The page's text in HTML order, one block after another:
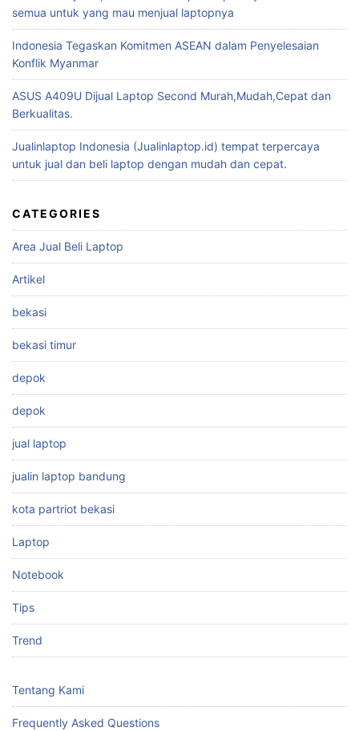
semua untuk yang mau menjual laptopnya
Indonesia Tegaskan Komitmen ASEAN dalam Penyelesaian
Konflik Myanmar
ASUS A409U Dijual Laptop Second Murah,Mudah,Cepat dan
Berkualitas.
Jualinlaptop Indonesia (Jualinlaptop.id) tempat terpercaya
untuk jual dan beli laptop dengan mudah dan cepat.
CATEGORIES
Area Jual Beli Laptop
Artikel
bekasi
bekasi timur
depok
depok
jual laptop
jualin laptop bandung
kota partriot bekasi
Laptop
Notebook
Tips
Trend
Tentang Kami
Frequently Asked Questions